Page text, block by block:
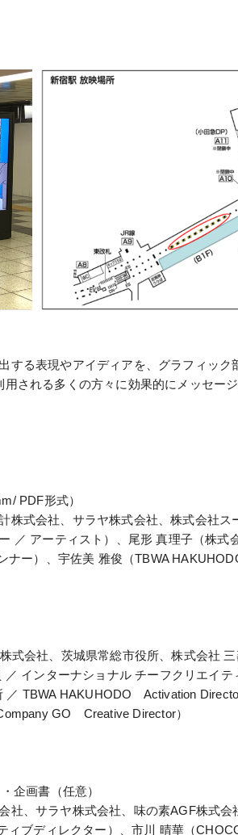
る表現やアイディアを、グラフィッ
される多くの方々に効果的にメッセー
PDF形式）
株式会社、サラヤ株式会社、株式会社ス
／ アーティスト）、尾形 真理子（株式
ー）、宇佐美 雅俊（TBWA
式会社、茨城県常総市役所、株式会社
インターナショナル チーフクリエイ
／ TBWA HAKUHODO Activation
GO Creative Director）
企画書（任意）
社、サラヤ株式会社、味の素AGF株式
ィブディレクター）、市川 晴華（